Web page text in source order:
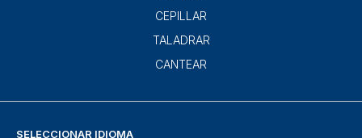
CEPILLAR
TALADRAR
CANTEAR
SELECCIONAR IDIOMA